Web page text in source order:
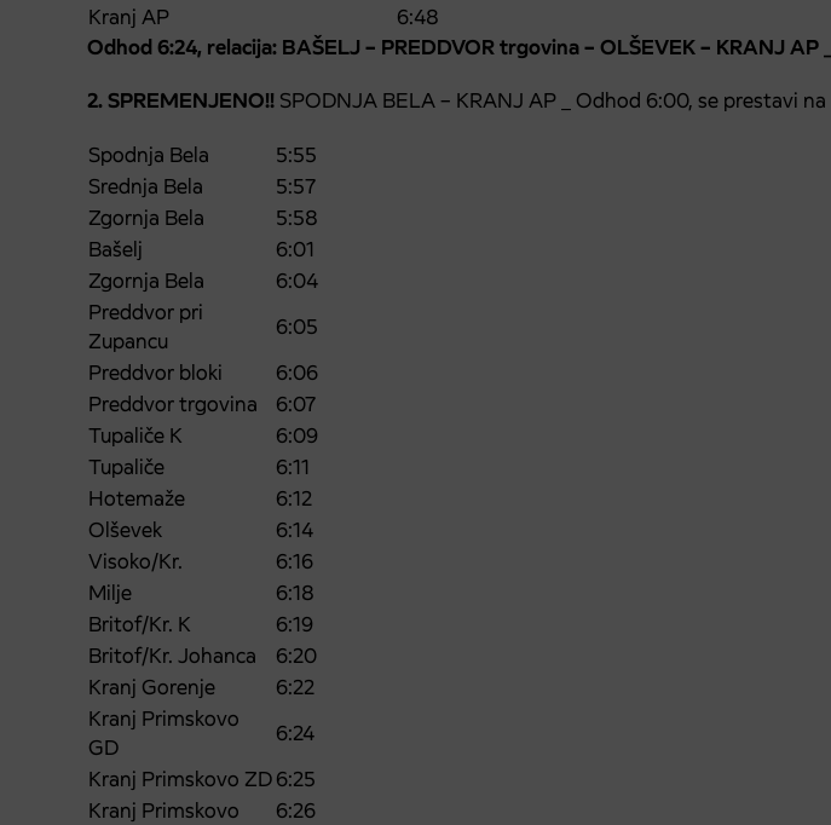
Kranj AP
6:48
Odhod 6:24, relacija: BAŠELJ – PREDDVOR trgovina – OLŠEVEK – KRANJ AP _
2. SPREMENJENO!! SPODNJA BELA – KRANJ AP _ Odhod 6:00, se prestavi na
Spodnja Bela
5:55
Srednja Bela
5:57
Zgornja Bela
5:58
Bašelj
6:01
Zgornja Bela
6:04
Preddvor pri
Zupancu
6:05
Preddvor bloki
6:06
Preddvor trgovina
6:07
Tupaliče K
6:09
Tupaliče
6:11
Hotemaže
6:12
Olševek
6:14
Visoko/Kr.
6:16
Milje
6:18
Britof/Kr. K
6:19
Britof/Kr. Johanca
6:20
Kranj Gorenje
6:22
Kranj Primskovo
GD
6:24
Kranj Primskovo ZD6:25
Kranj Primskovo
6:26